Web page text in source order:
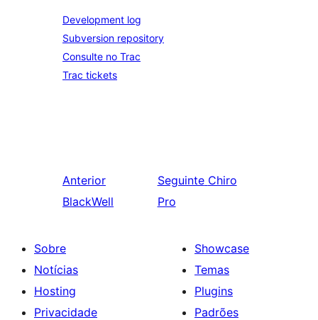
Development log
Subversion repository
Consulte no Trac
Trac tickets
Anterior
BlackWell
Seguinte Chiro
Pro
Sobre
Notícias
Hosting
Privacidade
Showcase
Temas
Plugins
Padrões